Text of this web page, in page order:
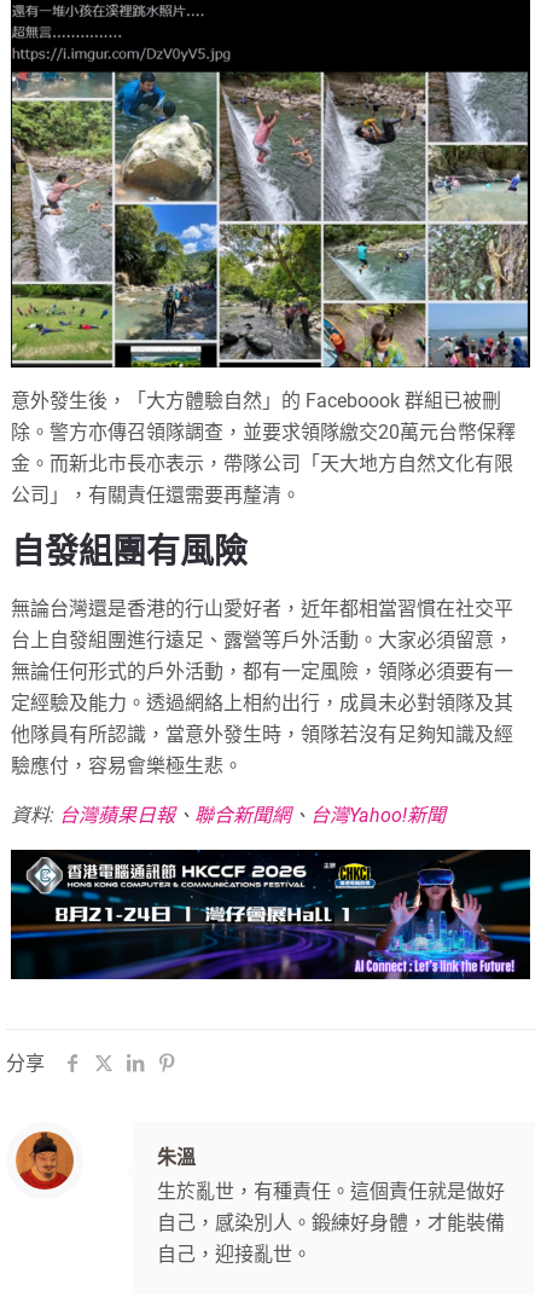
意外發生後，「大方體驗自然」的 Faceboook 群組已被刪
除。警方亦傳召領隊調查，並要求領隊繳交20萬元台幣保釋
金。而新北市長亦表示，帶隊公司「天大地方自然文化有限
公司」，有關責任還需要再釐清。
自發組團有風險
無論台灣還是香港的行山愛好者，近年都相當習慣在社交平
台上自發組團進行遠足、露營等戶外活動。大家必須留意，
無論任何形式的戶外活動，都有一定風險，領隊必須要有一
定經驗及能力。透過網絡上相約出行，成員未必對領隊及其
他隊員有所認識，當意外發生時，領隊若沒有足夠知識及經
驗應付，容易會樂極生悲。
資料: 台灣蘋果日報、 聯合新聞網、 台灣Yahoo!新聞
分享
朱溫
生於亂世，有種責任。這個責任就是做好
自己，感染別人。鍛練好身體，才能裝備
自己，迎接亂世。